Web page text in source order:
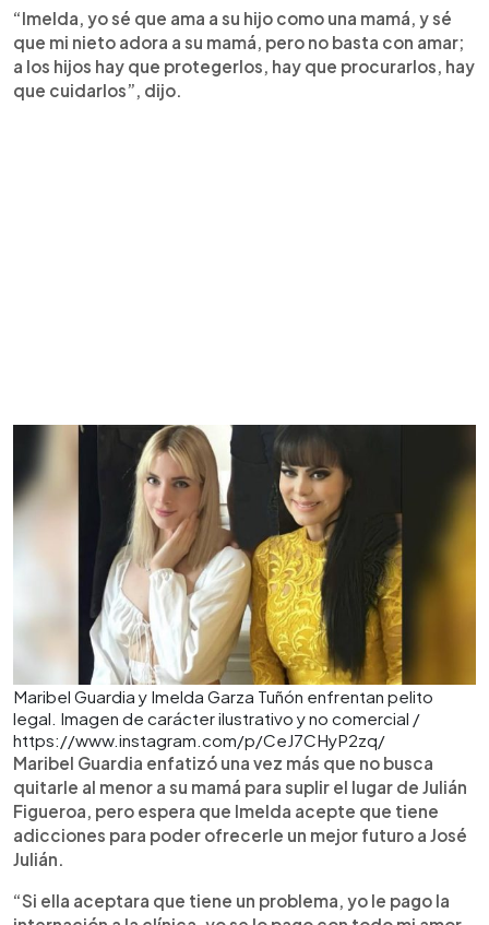
“Imelda, yo sé que ama a su hijo como una mamá, y sé
que mi nieto adora a su mamá, pero no basta con amar;
a los hijos hay que protegerlos, hay que procurarlos, hay
que cuidarlos”, dijo.
Maribel Guardia y Imelda Garza Tuñón enfrentan pelito
legal. Imagen de carácter ilustrativo y no comercial /
https://www.instagram.com/p/CeJ7CHyP2zq/
Maribel Guardia enfatizó una vez más que no busca
quitarle al menor a su mamá para suplir el lugar de Julián
Figueroa, pero espera que Imelda acepte que tiene
adicciones para poder ofrecerle un mejor futuro a José
Julián.
“Si ella aceptara que tiene un problema, yo le pago la